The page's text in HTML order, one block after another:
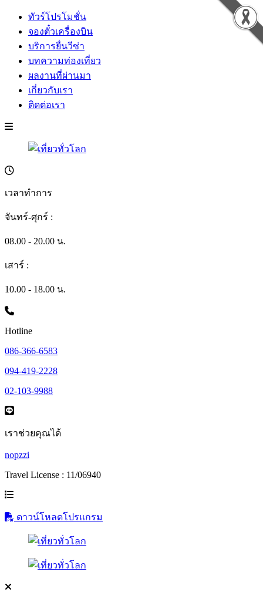
ทัวร์โปรโมชั่น
จองตั๋วเครื่องบิน
บริการยื่นวีซ่า
บทความท่องเที่ยว
ผลงานที่ผ่านมา
เกี่ยวกับเรา
ติดต่อเรา
เวลาทำการ
จันทร์-ศุกร์ :
08.00 - 20.00 น.
เสาร์ :
10.00 - 18.00 น.
Hotline
086-366-6583
094-419-2228
02-103-9988
เราช่วยคุณได้
nopzzi
Travel License : 11/06940
ดาวน์โหลดโปรแกรม